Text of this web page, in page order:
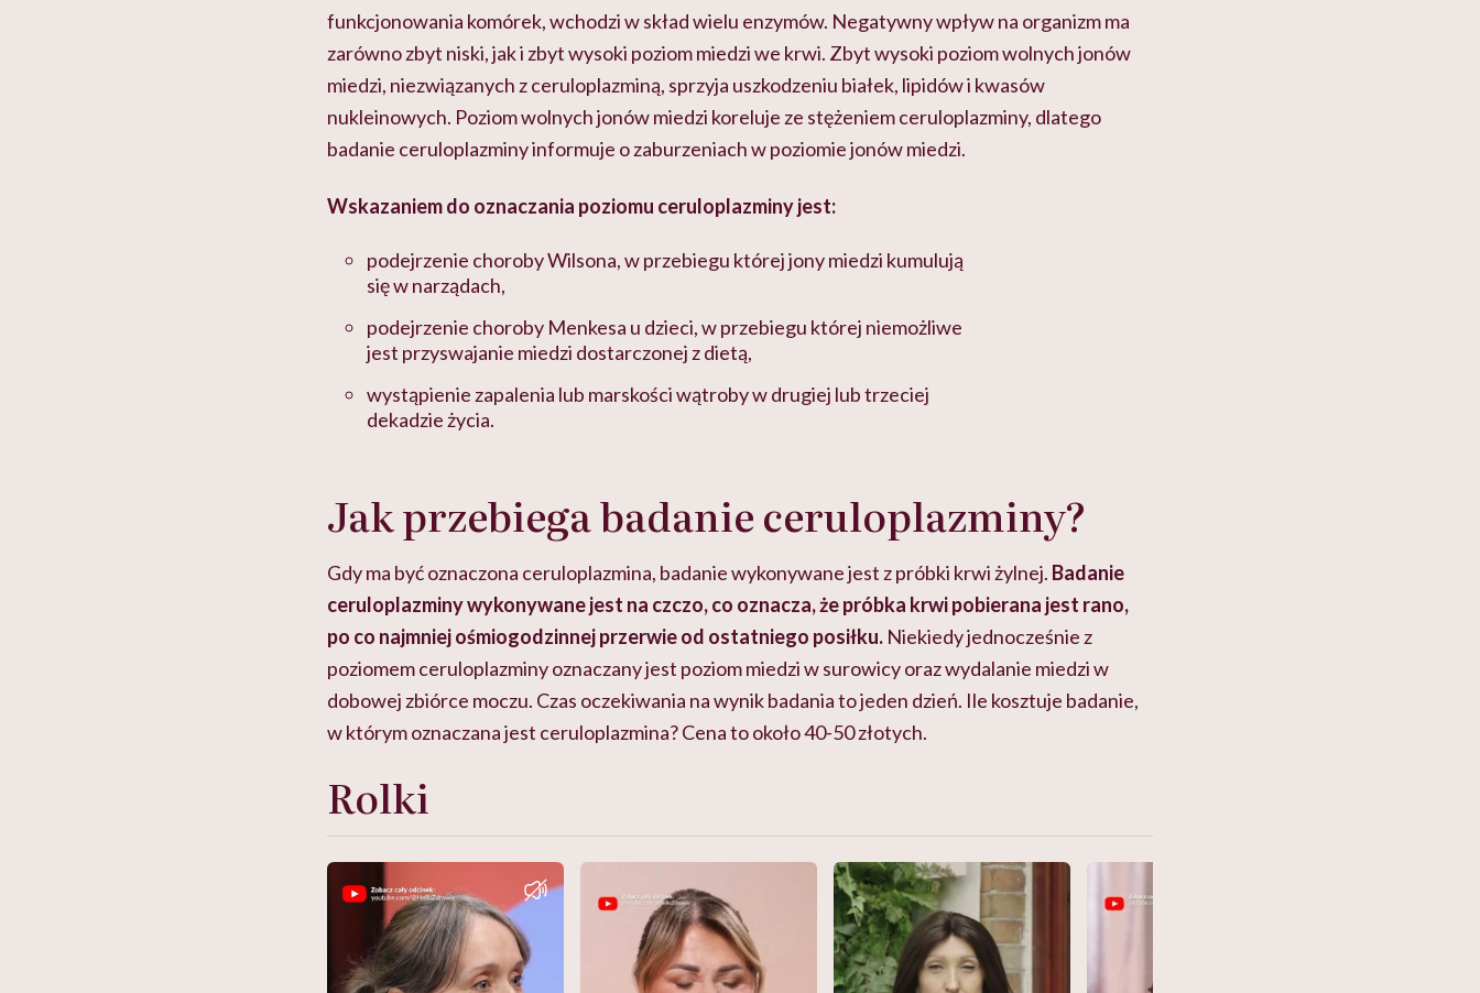
funkcjonowania komórek, wchodzi w skład wielu enzymów. Negatywny wpływ na organizm ma
zarówno zbyt niski, jak i zbyt wysoki poziom miedzi we krwi. Zbyt wysoki poziom wolnych jonów
miedzi, niezwiązanych z ceruloplazminą, sprzyja uszkodzeniu białek, lipidów i kwasów
nukleinowych. Poziom wolnych jonów miedzi koreluje ze stężeniem ceruloplazminy, dlatego
badanie ceruloplazminy informuje o zaburzeniach w poziomie jonów miedzi.
Wskazaniem do oznaczania poziomu ceruloplazminy jest:
podejrzenie choroby Wilsona, w przebiegu której jony miedzi kumulują
się w narządach,
podejrzenie choroby Menkesa u dzieci, w przebiegu której niemożliwe
jest przyswajanie miedzi dostarczonej z dietą,
wystąpienie zapalenia lub marskości wątroby w drugiej lub trzeciej
dekadzie życia.
Jak przebiega badanie ceruloplazminy?
Gdy ma być oznaczona ceruloplazmina, badanie wykonywane jest z próbki krwi żylnej. Badanie
ceruloplazminy wykonywane jest na czczo, co oznacza, że próbka krwi pobierana jest rano,
po co najmniej ośmiogodzinnej przerwie od ostatniego posiłku. Niekiedy jednocześnie z
poziomem ceruloplazminy oznaczany jest poziom miedzi w surowicy oraz wydalanie miedzi w
dobowej zbiórce moczu. Czas oczekiwania na wynik badania to jeden dzień. Ile kosztuje badanie,
w którym oznaczana jest ceruloplazmina? Cena to około 40-50 złotych.
Rolki